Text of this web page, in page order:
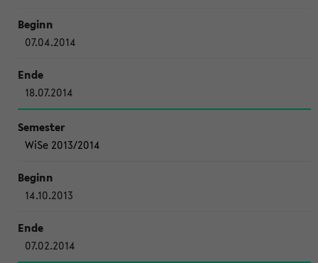
07.04.2014
18.07.2014
WiSe 2013/2014
14.10.2013
07.02.2014